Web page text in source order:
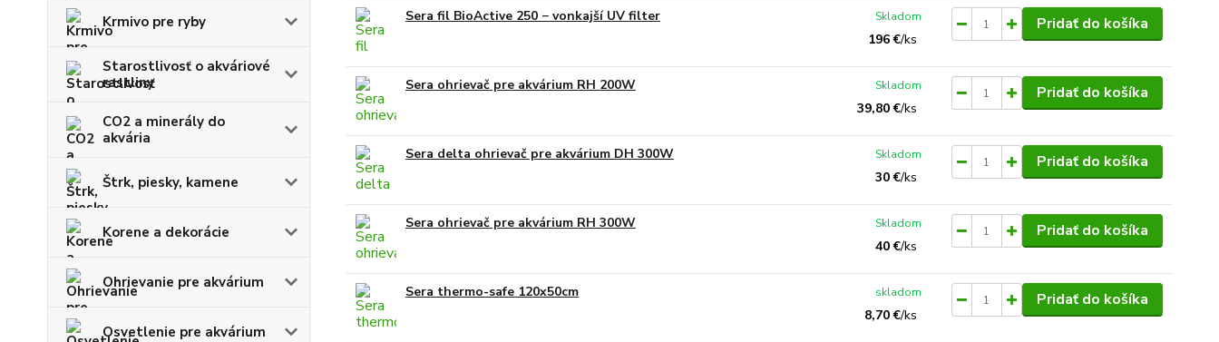
Krmivo pre ryby
Starostlivosť o akváriové
rastliny
CO2 a minerály do
akvária
Štrk, piesky, kamene
Korene a dekorácie
Ohrievanie pre akvárium
Osvetlenie pre akvárium
Sera fil BioActive 250 − vonkajší UV filter
196 €/ks
Skladom Pridať do košíka
Sera ohrievač pre akvárium RH 200W
39,80 €/ks
Skladom Pridať do košíka
Sera delta ohrievač pre akvárium DH 300W
30 €/ks
Skladom Pridať do košíka
Sera ohrievač pre akvárium RH 300W
40 €/ks
Skladom Pridať do košíka
Sera thermo-safe 120x50cm
8,70 €/ks
skladom Pridať do košíka